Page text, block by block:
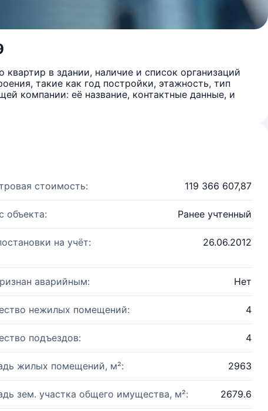
в здании, наличие и список организаций
такие как год постройки, этажность, тип
компании: её название, контактные данные, и
стоимость: 119 366 607,87
объекта: Ранее учтенный
на учёт: 26.06.2012
аварийным: Нет
нежилых помещений: 4
подъездов: 4
жилых помещений, м²: 2963
зем. участка общего имущества, м²: 2679.6